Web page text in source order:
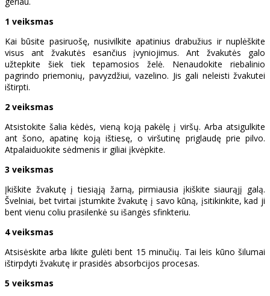
1 veiksmas
Kai būsite pasiruošę, nusivilkite apatinius drabužius ir nuplėškite
visus ant žvakutės esančius įvyniojimus. Ant žvakutės galo
užtepkite šiek tiek tepamosios želė. Nenaudokite riebalinio
pagrindo priemonių, pavyzdžiui, vazelino. Jis gali neleisti žvakutei
ištirpti.
2 veiksmas
Atsistokite šalia kėdės, vieną koją pakėlę į viršų. Arba atsigulkite
ant šono, apatinę koją ištiesę, o viršutinę priglaudę prie pilvo.
Atpalaiduokite sėdmenis ir giliai įkvėpkite.
3 veiksmas
Įkiškite žvakutę į tiesiąją žarną, pirmiausia įkiškite siaurąjį galą.
Švelniai, bet tvirtai įstumkite žvakutę į savo kūną, įsitikinkite, kad ji
bent vienu coliu prasilenkė su išangės sfinkteriu.
4 veiksmas
Atsisėskite arba likite gulėti bent 15 minučių. Tai leis kūno šilumai
ištirpdyti žvakutę ir prasidės absorbcijos procesas.
5 veiksmas